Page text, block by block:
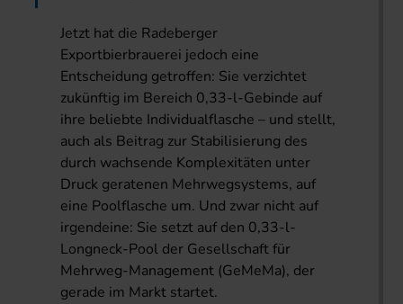
Jetzt hat die Radeberger
Exportbierbrauerei jedoch eine
Entscheidung getroffen: Sie verzichtet
zukünftig im Bereich 0,33-l-Gebinde auf
ihre beliebte Individualflasche – und stellt,
auch als Beitrag zur Stabilisierung des
durch wachsende Komplexitäten unter
Druck geratenen Mehrwegsystems, auf
eine Poolflasche um. Und zwar nicht auf
irgendeine: Sie setzt auf den 0,33-l-
Longneck-Pool der Gesellschaft für
Mehrweg-Management (GeMeMa), der
gerade im Markt startet.